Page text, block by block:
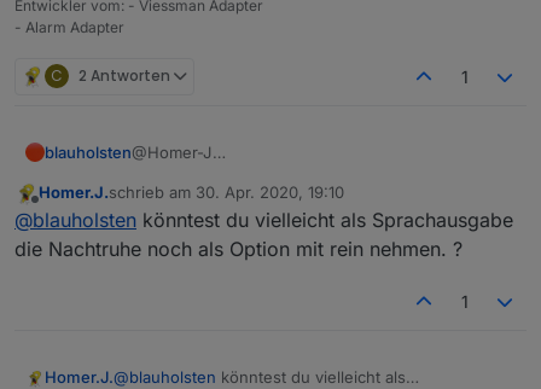
Entwickler vom: - Viessman Adapter
- Alarm Adapter
C 2 Antworten 1
blauholsten@Homer-J
Offline
Homer.J.schrieb am 30. Apr. 2020, 19:10
zuletzt editiert von
@blauholsten könntest du vielleicht als Sprachausgabe
die Nachtruhe noch als Option mit rein nehmen. ?
1
Homer.J.@blauholsten könntest du vielleicht als